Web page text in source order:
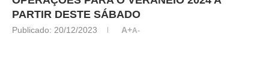
PARTIR DESTE SÁBADO
Publicado: 20/12/2023 A+A-